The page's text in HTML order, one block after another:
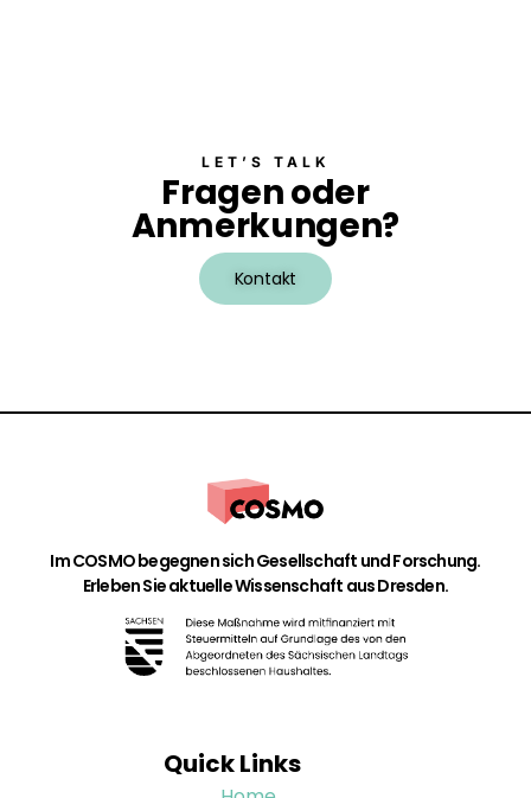
LET’S TALK
Fragen oder
Anmerkungen?
Kontakt
Im COSMO begegnen sich Gesellschaft und Forschung.
Erleben Sie aktuelle Wissenschaft aus Dresden.
Quick Links